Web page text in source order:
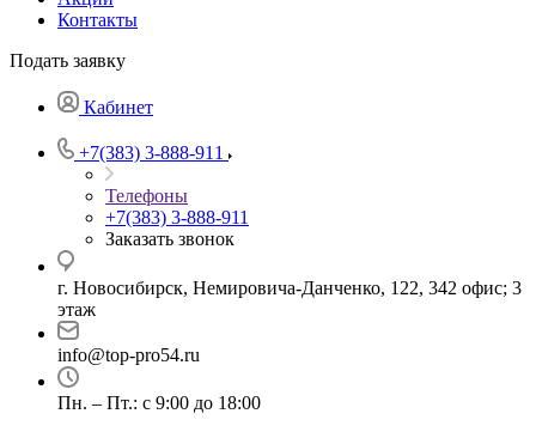
Контакты
Подать заявку
Кабинет
+7(383) 3-888-911
Телефоны
+7(383) 3-888-911
Заказать звонок
г. Новосибирск, ​Немировича-Данченко, 122, 342 офис; 3
этаж
info@top-pro54.ru
Пн. – Пт.: с 9:00 до 18:00